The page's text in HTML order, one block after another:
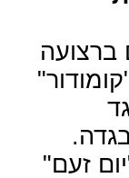
ברצועה
"קומודור"
זעם"